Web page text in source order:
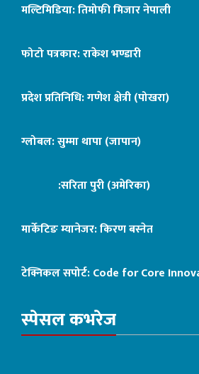
मल्टिमिडिया: तिमोफी मिजार नेपाली
फोटो पत्रकार: राकेश भण्डारी
प्रदेश प्रतिनिधि: गणेश क्षेत्री (पोखरा)
ग्लोबल: सुम्मा थापा (जापान)
:सरिता पुरी (अमेरिका)
मार्केटिङ म्यानेजर: किरण बस्नेत
टेक्निकल सपोर्ट:Code for Core
स्पेसल कभरेज